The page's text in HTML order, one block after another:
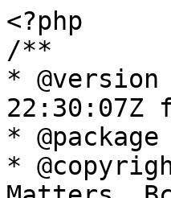
<?php
/**
*
22:30:07Z
*
*